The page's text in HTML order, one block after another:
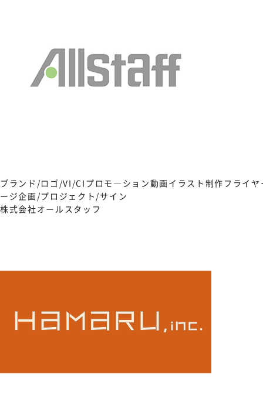
ブランド/ロゴ/VI/CI プロモ―ション動画 イラスト制作 フライ
ージ企画/プロジェクト/サイン
株式会社オールスタッフ